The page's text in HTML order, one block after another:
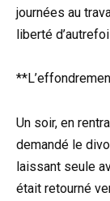
journées au
liberté
Un soir, en
demandé le
laissant seule
était retourné